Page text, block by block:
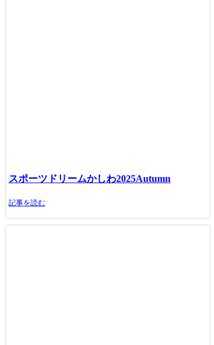
スポーツドリームかしわ2025Autumn
記事を読む